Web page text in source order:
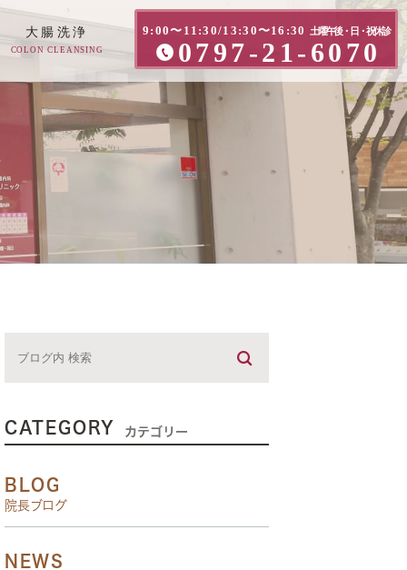
9:00〜11:30/13:30〜16:30 土曜午後・日・祝休診
0797-21-6070
へ
大腸洗浄
COLON CLEANSING
CATEGORY カテゴリー
BLOG
院長ブログ
NEWS